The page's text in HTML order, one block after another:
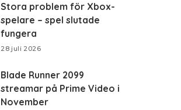
Stora problem för Xbox-
spelare – spel slutade
fungera
28 juli 2026
Blade Runner 2099
streamar på Prime Video i
November